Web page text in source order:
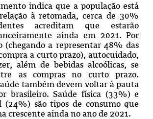
indica que a população está
à retomada, cerca de 30%
acreditam que estarão
ainda em 2021. Por
(chegando a representar 48% das
a curto prazo), autocuidado,
além de bebidas alcoólicas, se
as compras no curto prazo.
também devem voltar à pauta
brasileiro. Saúde física (33%) e
(24%) são tipos de consumo que
crescente ainda no ano de 2021.